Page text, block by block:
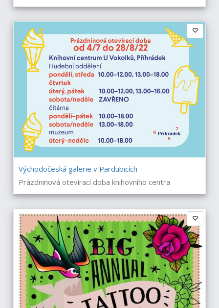
Východočeská galerie v Pardubicích
Prázdninová otevírací doba knihovního centra